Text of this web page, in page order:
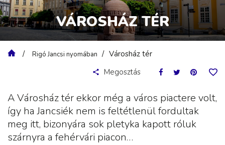
VÁROSHÁZ TÉR
Rigó Jancsi nyomában
Városház tér
Megosztás
A Városház tér ekkor még a város piactere volt,
így ha Jancsiék nem is feltétlenül fordultak
meg itt, bizonyára sok pletyka kapott róluk
szárnyra a fehérvári piacon…